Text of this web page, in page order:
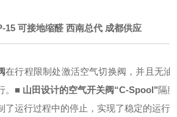
15 可接地缩醛 西南总代 成都供应
在行程限制处激活空气切换阀，并且无
■ 山田设计的空气开关阀“C-Spool"隔
了运行过程中的停止，实现了稳定的运行